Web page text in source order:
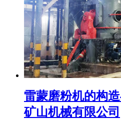
雷蒙磨粉机的构
矿山机械有限公司